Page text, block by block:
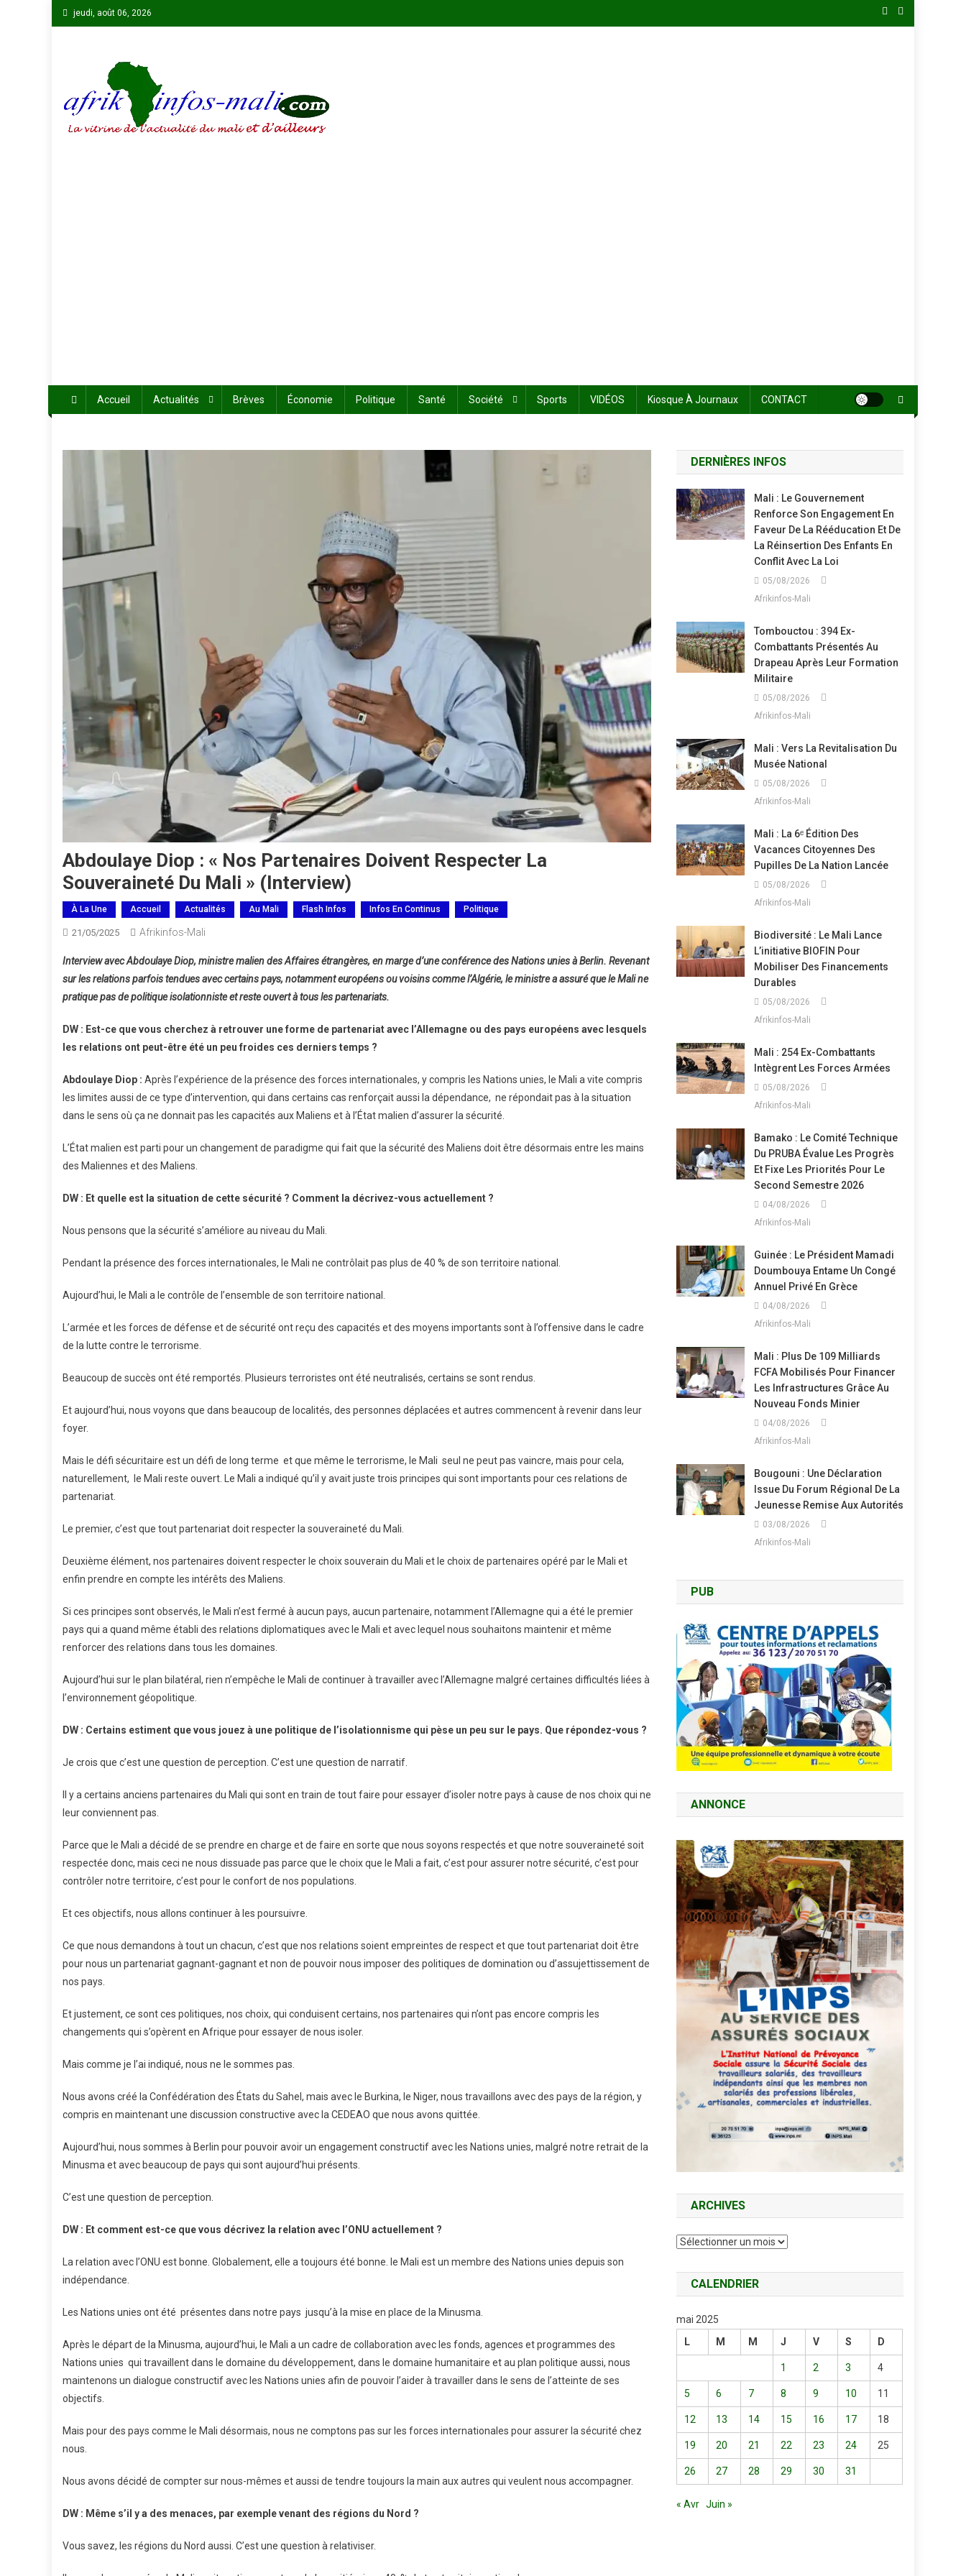
Skip
to
jeudi, août 06, 2026
Accueil Actualités Brèves Économie Politique Santé Société Sports VIDÉOS Kiosque À Journaux CONTACT
Abdoulaye Diop : « Nos Partenaires Doivent Respecter La
Souveraineté Du Mali » (Interview)
À La Une Accueil Actualités Au Mali Flash Infos Infos En Continus Politique
21/05/2025 Afrikinfos-Mali
Interview avec Abdoulaye Diop, ministre malien des Affaires étrangères, en marge d’une conférence des Nations unies à Berlin. Revenant
sur les relations parfois tendues avec certains pays, notamment européens ou voisins comme l’Algérie, le ministre a assuré que le Mali ne
pratique pas de politique isolationniste et reste ouvert à tous les partenariats.
DW : Est-ce que vous cherchez à retrouver une forme de partenariat avec l’Allemagne ou des pays européens avec lesquels
les relations ont peut-être été un peu froides ces derniers temps ?
Abdoulaye Diop : Après l’expérience de la présence des forces internationales, y compris les Nations unies, le Mali a vite compris
les limites aussi de ce type d’intervention, qui dans certains cas renforçait aussi la dépendance, ne répondait pas à la situation
dans le sens où ça ne donnait pas les capacités aux Maliens et à l’État malien d’assurer la sécurité.
L’État malien est parti pour un changement de paradigme qui fait que la sécurité des Maliens doit être désormais entre les mains
des Maliennes et des Maliens.
DW : Et quelle est la situation de cette sécurité ? Comment la décrivez-vous actuellement ?
Nous pensons que la sécurité s’améliore au niveau du Mali.
Pendant la présence des forces internationales, le Mali ne contrôlait pas plus de 40 % de son territoire national.
Aujourd’hui, le Mali a le contrôle de l’ensemble de son territoire national.
L’armée et les forces de défense et de sécurité ont reçu des capacités et des moyens importants sont à l’offensive dans le cadre
de la lutte contre le terrorisme.
Beaucoup de succès ont été remportés. Plusieurs terroristes ont été neutralisés, certains se sont rendus.
Et aujourd’hui, nous voyons que dans beaucoup de localités, des personnes déplacées et autres commencent à revenir dans leur
foyer.
Mais le défi sécuritaire est un défi de long terme et que même le terrorisme, le Mali seul ne peut pas vaincre, mais pour cela,
naturellement, le Mali reste ouvert. Le Mali a indiqué qu’il y avait juste trois principes qui sont importants pour ces relations de
partenariat.
Le premier, c’est que tout partenariat doit respecter la souveraineté du Mali.
Deuxième élément, nos partenaires doivent respecter le choix souverain du Mali et le choix de partenaires opéré par le Mali et
enfin prendre en compte les intérêts des Maliens.
Si ces principes sont observés, le Mali n’est fermé à aucun pays, aucun partenaire, notamment l’Allemagne qui a été le premier
pays qui a quand même établi des relations diplomatiques avec le Mali et avec lequel nous souhaitons maintenir et même
renforcer des relations dans tous les domaines.
Aujourd’hui sur le plan bilatéral, rien n’empêche le Mali de continuer à travailler avec l’Allemagne malgré certaines difficultés liées à
l’environnement géopolitique.
DW : Certains estiment que vous jouez à une politique de l’isolationnisme qui pèse un peu sur le pays. Que répondez-vous ?
Je crois que c’est une question de perception. C’est une question de narratif.
Il y a certains anciens partenaires du Mali qui sont en train de tout faire pour essayer d’isoler notre pays à cause de nos choix qui ne
leur conviennent pas.
Parce que le Mali a décidé de se prendre en charge et de faire en sorte que nous soyons respectés et que notre souveraineté soit
respectée donc, mais ceci ne nous dissuade pas parce que le choix que le Mali a fait, c’est pour assurer notre sécurité, c’est pour
contrôler notre territoire, c’est pour le confort de nos populations.
Et ces objectifs, nous allons continuer à les poursuivre.
Ce que nous demandons à tout un chacun, c’est que nos relations soient empreintes de respect et que tout partenariat doit être
pour nous un partenariat gagnant-gagnant et non de pouvoir nous imposer des politiques de domination ou d’assujettissement de
nos pays.
Et justement, ce sont ces politiques, nos choix, qui conduisent certains, nos partenaires qui n’ont pas encore compris les
changements qui s’opèrent en Afrique pour essayer de nous isoler.
Mais comme je l’ai indiqué, nous ne le sommes pas.
Nous avons créé la Confédération des États du Sahel, mais avec le Burkina, le Niger, nous travaillons avec des pays de la région, y
compris en maintenant une discussion constructive avec la CEDEAO que nous avons quittée.
Aujourd’hui, nous sommes à Berlin pour pouvoir avoir un engagement constructif avec les Nations unies, malgré notre retrait de la
Minusma et avec beaucoup de pays qui sont aujourd’hui présents.
C’est une question de perception.
DW : Et comment est-ce que vous décrivez la relation avec l’ONU actuellement ?
La relation avec l’ONU est bonne. Globalement, elle a toujours été bonne. le Mali est un membre des Nations unies depuis son
indépendance.
Les Nations unies ont été présentes dans notre pays jusqu’à la mise en place de la Minusma.
Après le départ de la Minusma, aujourd’hui, le Mali a un cadre de collaboration avec les fonds, agences et programmes des
Nations unies qui travaillent dans le domaine du développement, dans le domaine humanitaire et au plan politique aussi, nous
maintenons un dialogue constructif avec les Nations unies afin de pouvoir l’aider à travailler dans le sens de l’atteinte de ses
objectifs.
Mais pour des pays comme le Mali désormais, nous ne comptons pas sur les forces internationales pour assurer la sécurité chez
nous.
Nous avons décidé de compter sur nous-mêmes et aussi de tendre toujours la main aux autres qui veulent nous accompagner.
DW : Même s’il y a des menaces, par exemple venant des régions du Nord ?
Vous savez, les régions du Nord aussi. C’est une question à relativiser.
DERNIÈRES INFOS
Mali : Le Gouvernement
Renforce Son Engagement En
Faveur De La Rééducation Et De
La Réinsertion Des Enfants En
Conflit Avec La Loi
05/08/2026
Afrikinfos-Mali
Tombouctou : 394 Ex-
Combattants Présentés Au
Drapeau Après Leur Formation
Militaire
05/08/2026
Afrikinfos-Mali
Mali : Vers La Revitalisation Du
Musée National
05/08/2026
Afrikinfos-Mali
Mali : La 6ᵉ Édition Des
Vacances Citoyennes Des
Pupilles De La Nation Lancée
05/08/2026
Afrikinfos-Mali
Biodiversité : Le Mali Lance
L’initiative BIOFIN Pour
Mobiliser Des Financements
Durables
05/08/2026
Afrikinfos-Mali
Mali : 254 Ex-Combattants
Intègrent Les Forces Armées
05/08/2026
Afrikinfos-Mali
Bamako : Le Comité Technique
Du PRUBA Évalue Les Progrès
Et Fixe Les Priorités Pour Le
Second Semestre 2026
04/08/2026
Afrikinfos-Mali
Guinée : Le Président Mamadi
Doumbouya Entame Un Congé
Annuel Privé En Grèce
04/08/2026
Afrikinfos-Mali
Mali : Plus De 109 Milliards
FCFA Mobilisés Pour Financer
Les Infrastructures Grâce Au
Nouveau Fonds Minier
04/08/2026
Afrikinfos-Mali
Bougouni : Une Déclaration
Issue Du Forum Régional De La
Jeunesse Remise Aux Autorités
03/08/2026
Afrikinfos-Mali
PUB
ANNONCE
ARCHIVES
Archives
CALENDRIER
mai 2025
L
M M J V S D
1 2 3 4
5 6 7 8 9 10 11
12 13 14 15 16 17 18
19 20 21 22 23 24 25
26 27 28 29 30 31
« Avr Juin »